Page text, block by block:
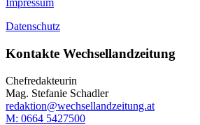
Impressum
Datenschutz
Kontakte Wechsellandzeitung
Chefredakteurin
Mag. Stefanie Schadler
redaktion@wechsellandzeitung.at
M: 0664 5427500‬